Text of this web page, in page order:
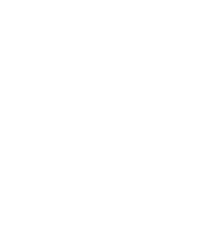
và Du lịch Lâm Đồng.
Lâm Đồng
Hành chính tỉnh Lâm
- Đà Lạt, tỉnh